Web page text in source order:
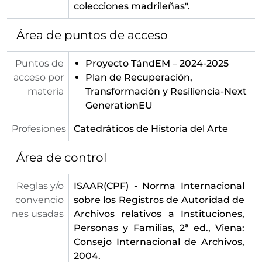
colecciones madrileñas".
Área de puntos de acceso
Puntos de
acceso por
materia
Proyecto TándEM – 2024-2025
Plan de Recuperación,
Transformación y Resiliencia-Next
GenerationEU
Profesiones Catedráticos de Historia del Arte
Área de control
Reglas y/o
convencio
nes usadas
ISAAR(CPF) - Norma Internacional
sobre los Registros de Autoridad de
Archivos relativos a Instituciones,
Personas y Familias, 2ª ed., Viena:
Consejo Internacional de Archivos,
2004.